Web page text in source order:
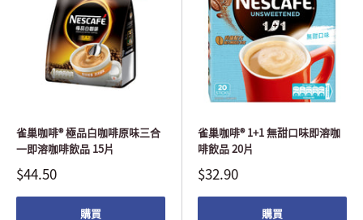
雀巢咖啡® 極品白咖啡原味三合
一即溶咖啡飲品 15片
$44.50
購買
雀巢咖啡® 1+1 無甜口味即溶咖
啡飲品 20片
$32.90
購買